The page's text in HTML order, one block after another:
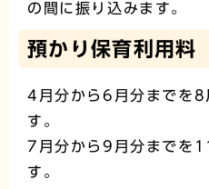
の間に振り込みます。
預かり保育利用料
4月分から6月分までを8
す。
7月分から9月分までを
す。